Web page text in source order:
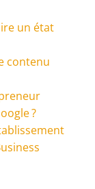
un état
contenu
?